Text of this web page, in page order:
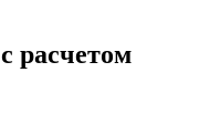
расчетом